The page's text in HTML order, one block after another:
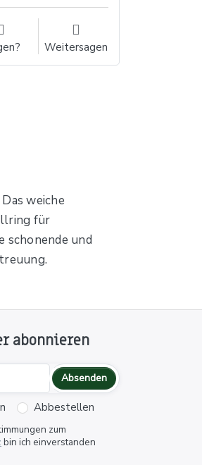
Weitersagen
weiche
für
schonende und
abonnieren
Absenden
Abbestellen
zum
bin ich einverstanden